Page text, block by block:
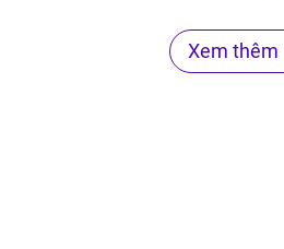
Xem thêm